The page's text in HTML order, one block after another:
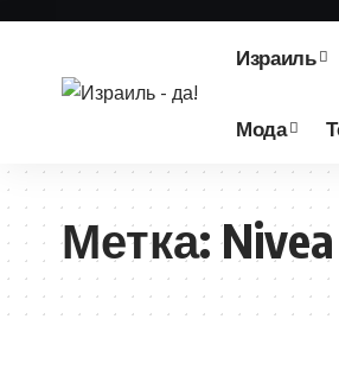
Израиль
Мода
Метка: